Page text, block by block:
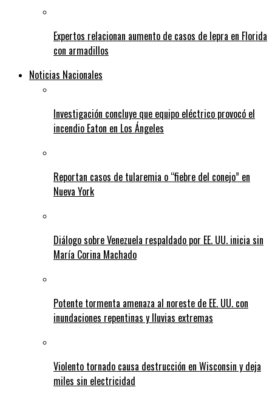
Expertos relacionan aumento de casos de lepra en Florida
con armadillos
Noticias Nacionales
Investigación concluye que equipo eléctrico provocó el
incendio Eaton en Los Ángeles
Reportan casos de tularemia o “fiebre del conejo” en
Nueva York
Diálogo sobre Venezuela respaldado por EE. UU. inicia sin
María Corina Machado
Potente tormenta amenaza al noreste de EE. UU. con
inundaciones repentinas y lluvias extremas
Violento tornado causa destrucción en Wisconsin y deja
miles sin electricidad